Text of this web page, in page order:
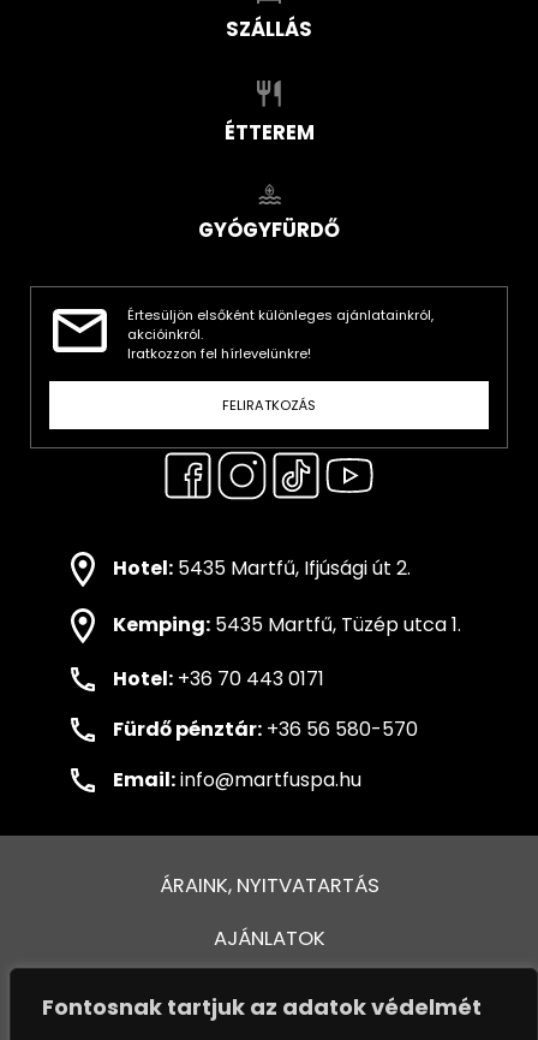
Fontosnak tartjuk az adatok védelmét
SZÁLLÁS
ÉTTEREM
GYÓGYFÜRDŐ
Értesüljön elsőként különleges ajánlatainkról,
akcióinkról.
Iratkozzon fel hírlevelünkre!
FELIRATKOZÁS
Hotel: 5435 Martfű, Ifjúsági út 2.
Kemping: 5435 Martfű, Tüzép utca 1.
Hotel: +36 70 443 0171
Fürdő pénztár: +36 56 580-570
Email:info@martfuspa.hu
ÁRAINK, NYITVATARTÁS
AJÁNLATOK